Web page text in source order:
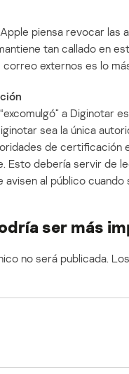
piensa revocar
tan callado en
externos es lo
a Diginotar
sea la única
de certificación
Esto debería servir de
al público
ser más
no será publicada.